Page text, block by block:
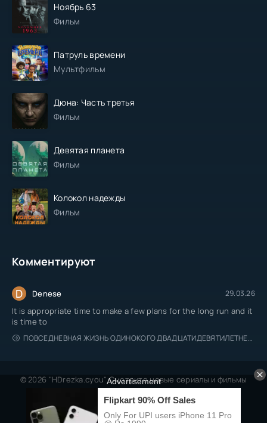
Ноябрь 63
Фильм
Патруль времени
Мультфильм
Дюна: Часть третья
Фильм
Девятая планета
Фильм
Колокол надежды
Фильм
Комментируют
D Denese 29.03.26
It is appropriate time to make a few plans for the long run and it
is time to
ПОВСЕДНЕВНАЯ ЖИЗНЬ ОДИНОКОГО ДВАДЦАТИДЕВЯТИЛЕТНЕГО АВАНТЮРИСТА
© 2026 "HDrezka.cyou" Смотрите новые сериалы и фильмы
Все права защищены, берегитесь пиратов.
Правообладателям